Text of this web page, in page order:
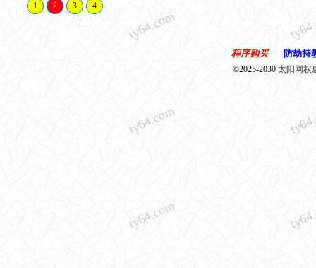
1 2 3 4
程序购买 防劫持
©2025-2030太阳网权
ty64.com
ty64.com
ty64.com